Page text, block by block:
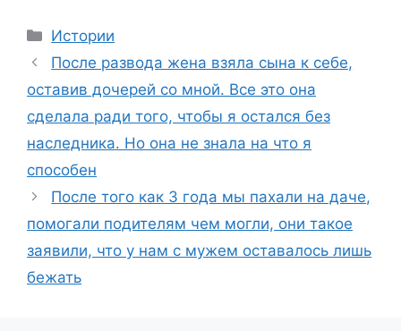
Categories
Истории
После pазвода жена взяла сына к себе,
оставив дочерей со мной. Все это она
сделала ради того, чтобы я остался без
наследника. Но она не знала на что я
способен
После того как 3 года мы пахали на даче,
помогали подителям чем могли, они такое
заявили, что у нам с мужем оставалось лишь
бежать